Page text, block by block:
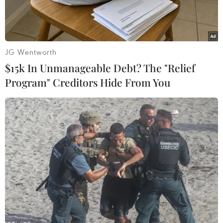
Binh sỹ Pháp và Mỹ tham gia chiến dịch giải cứu con tin sau vụ
tấn công ở thủ đô Ouagadougou của Burkina Faso ngày 16/1.
(Nguồn: THX/TTXVN)
Giới chức địa phương cho biết 11 binh sỹ
JG Wentworth
$15k In Unmanageable Debt? The "Relief
Program" Creditors Hide From You